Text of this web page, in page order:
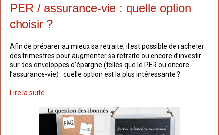
PER / assurance-vie : quelle option
choisir ?
Afin de préparer au mieux sa retraite, il est possible de racheter
des trimestres pour augmenter sa retraite ou encore d’investir
sur des enveloppes d’épargne (telles que le PER ou encore
l’assurance-vie) : quelle option est la plus intéressante ?
Lire la suite...